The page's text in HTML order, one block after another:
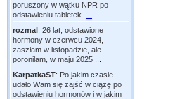
poruszony w wątku NPR po
odstawieniu tabletek.
rozmal: 26 lat, odstawione
hormony w czerwcu 2024,
zaszłam w listopadzie, ale
poroniłam, w maju 2025
KarpatkaST: Po jakim czasie
udało Wam się zajść w ciążę po
odstawieniu hormonów i w jakim